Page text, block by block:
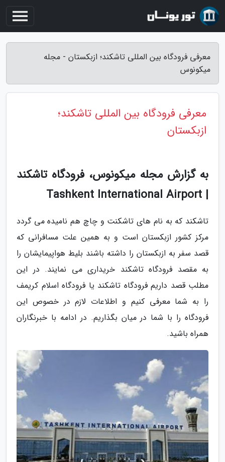
معرفی فرودگاه بین المللی تاشکند؛ ازبکستان - مجله
میکونوس
معرفی فرودگاه بین المللی تاشکند؛
ازبکستان
به گزارش مجله میکونوس، فرودگاه تاشکند
| Tashkent International Airport
تاشکند که به نام های تاشکنت و چاچ هم نامیده می گردد
مرکز کشور ازبکستان است و به همین علت مسافرانی که
قصد سفر به ازبکستان را داشته باشند بلیط هواپیمایشان را
به مقصد فرودگاه تاشکند خریداری می نمایند. در این
مطلب قصد داریم فرودگاه تاشکند یا فرودگاه اسلام کریمف
را به شما معرفی کنیم و اطلاعات لازم در خصوص این
فرودگاه را با شما در میان بگذاریم. در ادامه با خبرنگاران
همراه باشید.